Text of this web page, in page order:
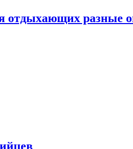
отдыхающих разные